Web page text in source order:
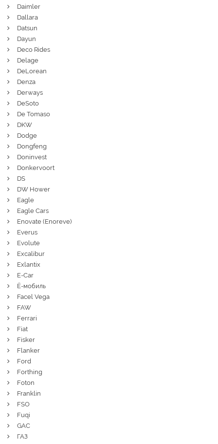
Daimler
Dallara
Datsun
Dayun
Deco Rides
Delage
DeLorean
Denza
Derways
DeSoto
De Tomaso
DKW
Dodge
Dongfeng
Doninvest
Donkervoort
DS
DW Hower
Eagle
Eagle Cars
Enovate (Enoreve)
Everus
Evolute
Excalibur
Exlantix
E-Car
Ё-мобиль
Facel Vega
FAW
Ferrari
Fiat
Fisker
Flanker
Ford
Forthing
Foton
Franklin
FSO
Fuqi
GAC
ГАЗ